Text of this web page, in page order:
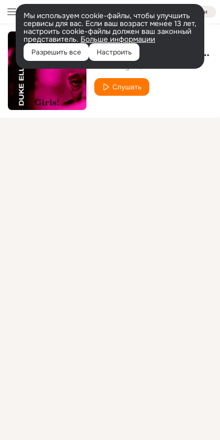
Войти
Мы используем cookie-файлы, чтобы улучшить
сервисы для вас. Если ваш возраст менее 13 лет,
настроить cookie-файлы должен ваш законный
представитель. Больше информации
Разрешить все Настроить Spoken Introduction By Duke Ellington
Слушать